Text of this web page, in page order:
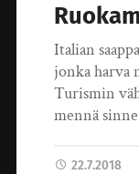
Italian
jonka harva
Turismin
mennä
22.7.2018